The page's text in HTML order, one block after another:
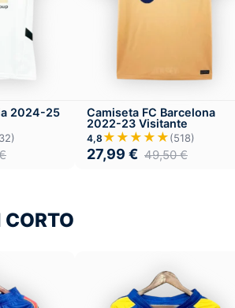
2024-25
Camiseta FC Barcelona
2022-23 Visitante
4,8 ★★★★★(518)
27,99 € 49,50€